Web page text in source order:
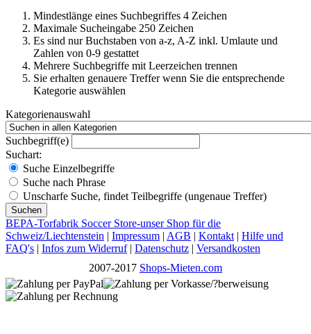
Mindestlänge eines Suchbegriffes 4 Zeichen
Maximale Sucheingabe 250 Zeichen
Es sind nur Buchstaben von a-z, A-Z inkl. Umlaute und
Zahlen von 0-9 gestattet
Mehrere Suchbegriffe mit Leerzeichen trennen
Sie erhalten genauere Treffer wenn Sie die entsprechende
Kategorie auswählen
Kategorienauswahl
Suchbegriff(e)
Suchart:
Suche Einzelbegriffe
Suche nach Phrase
Unscharfe Suche, findet Teilbegriffe (ungenaue Treffer)
Suchen
BEPA-Torfabrik Soccer Store-unser Shop für die
Schweiz/Liechtenstein | Impressum | AGB | Kontakt | Hilfe und
FAQ's | Infos zum Widerruf| Datenschutz | Versandkosten
2007-2017 Shops-Mieten.com